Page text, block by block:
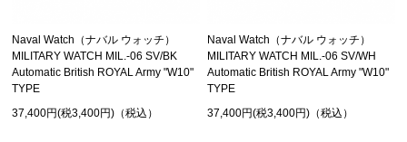
Naval Watch（ナバル ウォッチ）
MILITARY WATCH MIL.-06 SV/BK
Automatic British ROYAL Army "W10"
TYPE
37,400円(税3,400円)（税込）
Naval Watch（ナバル ウォッチ）
MILITARY WATCH MIL.-06 SV/WH
Automatic British ROYAL Army "W10"
TYPE
37,400円(税3,400円)（税込）